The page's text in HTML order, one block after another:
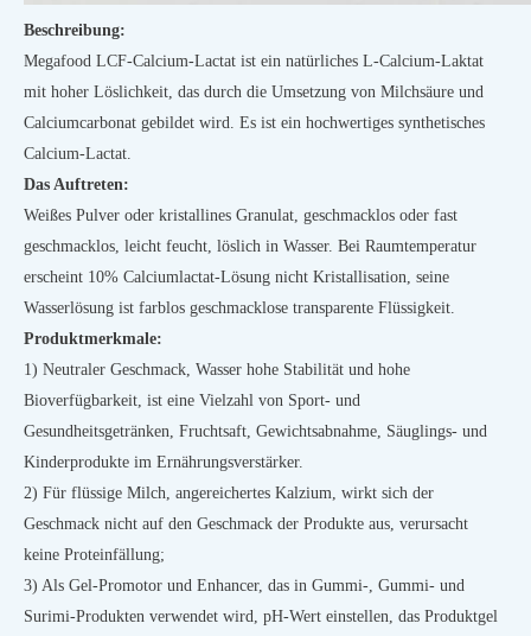
Beschreibung:
Megafood LCF-Calcium-Lactat ist ein natürliches L-Calcium-Laktat
mit hoher Löslichkeit, das durch die Umsetzung von Milchsäure und
Calciumcarbonat gebildet wird. Es ist ein hochwertiges synthetisches
Calcium-Lactat.
Das Auftreten:
Weißes Pulver oder kristallines Granulat, geschmacklos oder fast
geschmacklos, leicht feucht, löslich in Wasser. Bei Raumtemperatur
erscheint 10% Calciumlactat-Lösung nicht Kristallisation, seine
Wasserlösung ist farblos geschmacklose transparente Flüssigkeit.
Produktmerkmale:
1) Neutraler Geschmack, Wasser hohe Stabilität und hohe
Bioverfügbarkeit, ist eine Vielzahl von Sport- und
Gesundheitsgetränken, Fruchtsaft, Gewichtsabnahme, Säuglings- und
Kinderprodukte im Ernährungsverstärker.
2) Für flüssige Milch, angereichertes Kalzium, wirkt sich der
Geschmack nicht auf den Geschmack der Produkte aus, verursacht
keine Proteinfällung;
3) Als Gel-Promotor und Enhancer, das in Gummi-, Gummi- und
Surimi-Produkten verwendet wird, pH-Wert einstellen, das Produktgel